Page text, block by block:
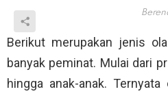
Berikut merupakan jenis
banyak peminat. Mulai dari
hingga anak-anak.